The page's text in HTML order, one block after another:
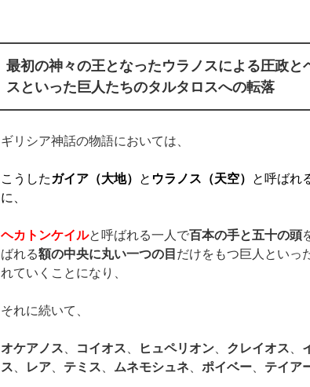
最初の神々の王となったウラノスによる圧政と
スといった巨人たちのタルタロスへの転落
ギリシア神話の物語においては、
こうした ガイア（大地） と ウラノス（天空） と呼ばれ
に、
ヘカトンケイルと呼ばれる一人で百本の手と五十の頭
ばれる額の中央に丸い一つの目 だけをもつ巨人といっ
れていくことになり、
それに続いて、
オケアノス コイオス ヒュペリオン クレイオス
ス
レア テミス ムネモシュネ ポイベー テイア